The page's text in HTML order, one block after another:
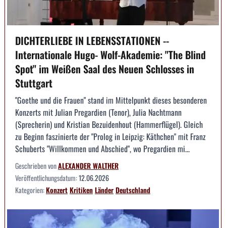
DICHTERLIEBE IN LEBENSSTATIONEN --
Internationale Hugo- Wolf-Akademie: "The Blind
Spot" im Weißen Saal des Neuen Schlosses in
Stuttgart
"Goethe und die Frauen" stand im Mittelpunkt dieses besonderen
Konzerts mit Julian Pregardien (Tenor), Julia Nachtmann
(Sprecherin) und Kristian Bezuidenhout (Hammerflügel). Gleich
zu Beginn faszinierte der "Prolog in Leipzig: Käthchen" mit Franz
Schuberts "Willkommen und Abschied", wo Pregardien mi...
Geschrieben vonALEXANDER WALTHER
Veröffentlichungsdatum:12.06.2026
Kategorien:KonzertKritikenLänderDeutschland